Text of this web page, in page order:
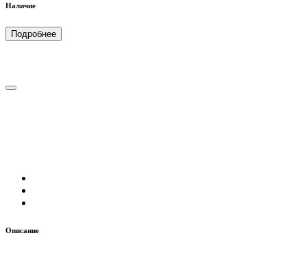
Наличие
Подробнее
Описание